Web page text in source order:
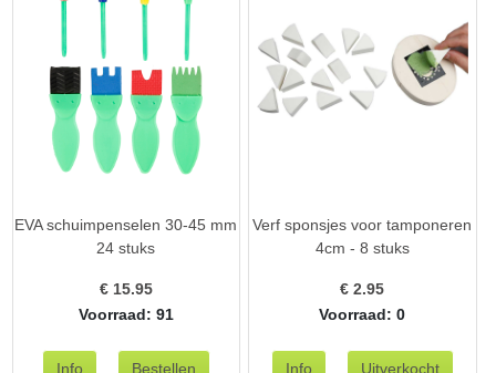
EVA schuimpenselen 30-45 mm
24 stuks
€ 15.95
Voorraad: 91
Verf sponsjes voor tamponeren
4cm - 8 stuks
€2.95
Voorraad: 0